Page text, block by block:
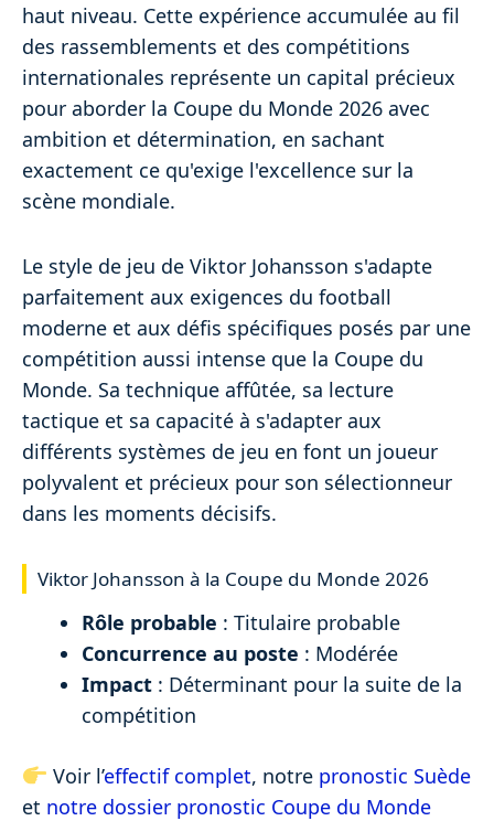
haut niveau. Cette expérience accumulée au fil
des rassemblements et des compétitions
internationales représente un capital précieux
pour aborder la Coupe du Monde 2026 avec
ambition et détermination, en sachant
exactement ce qu'exige l'excellence sur la
scène mondiale.
Le style de jeu de Viktor Johansson s'adapte
parfaitement aux exigences du football
moderne et aux défis spécifiques posés par une
compétition aussi intense que la Coupe du
Monde. Sa technique affûtée, sa lecture
tactique et sa capacité à s'adapter aux
différents systèmes de jeu en font un joueur
polyvalent et précieux pour son sélectionneur
dans les moments décisifs.
Viktor Johansson à la Coupe du Monde 2026
Rôle probable : Titulaire probable
Concurrence au poste : Modérée
Impact : Déterminant pour la suite de la
compétition
Voir l’effectif complet, notre pronostic Suède
et notre dossier pronostic Coupe du Monde